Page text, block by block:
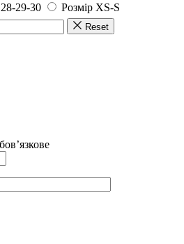
29-30 Розмір XS-S
Reset